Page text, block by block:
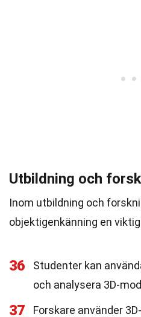
Utbildning och
Inom utbildning och
objektigenkänning en
36
Studenter kan
och analysera 3D-
37 Forskare använder